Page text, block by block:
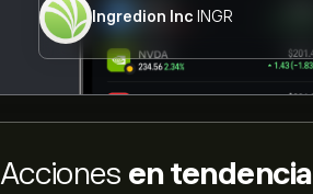
Ingredion Inc INGR
Acciones en tendencia